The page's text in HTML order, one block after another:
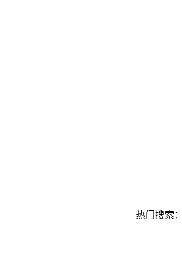
热门搜索：